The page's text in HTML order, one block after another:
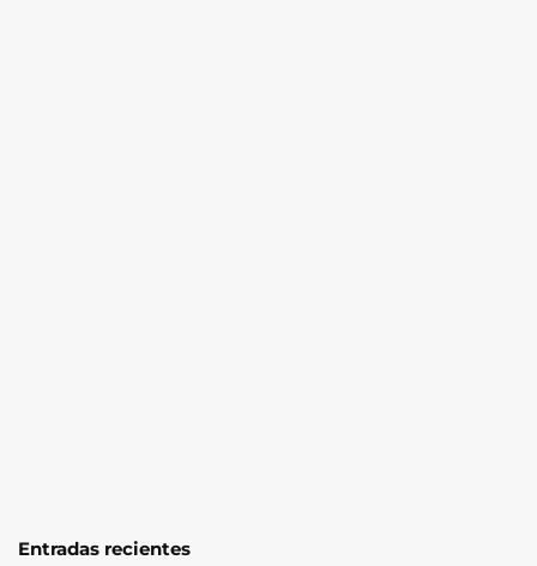
Entradas recientes